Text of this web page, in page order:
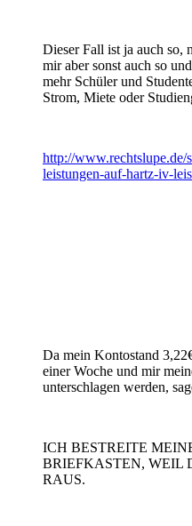
Dieser Fall ist ja auch so,
mir aber sonst auch so
mehr Schüler und
Strom, Miete oder
http://www.rechtslupe.de/
leistungen-auf-hartz-iv-
Da mein Kontostand
einer Woche und mir
unterschlagen werden,
ICH BESTREITE
BRIEFKASTEN, WEIL
RAUS.